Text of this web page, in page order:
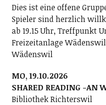
Dies ist eine offene
Spieler sind herzlich
ab 19.15 Uhr, Treffpunkt
Freizeitanlage
Wädenswil
MO, 19.10.2026
SHARED READING -AN
Bibliothek Richterswil